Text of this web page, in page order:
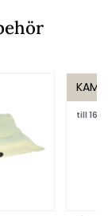
till 16/8